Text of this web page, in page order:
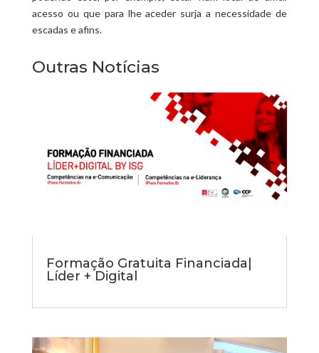
acesso ou que para lhe aceder surja a necessidade de
escadas e afins.
Outras Notícias
Formação Gratuita Financiada|
Líder + Digital